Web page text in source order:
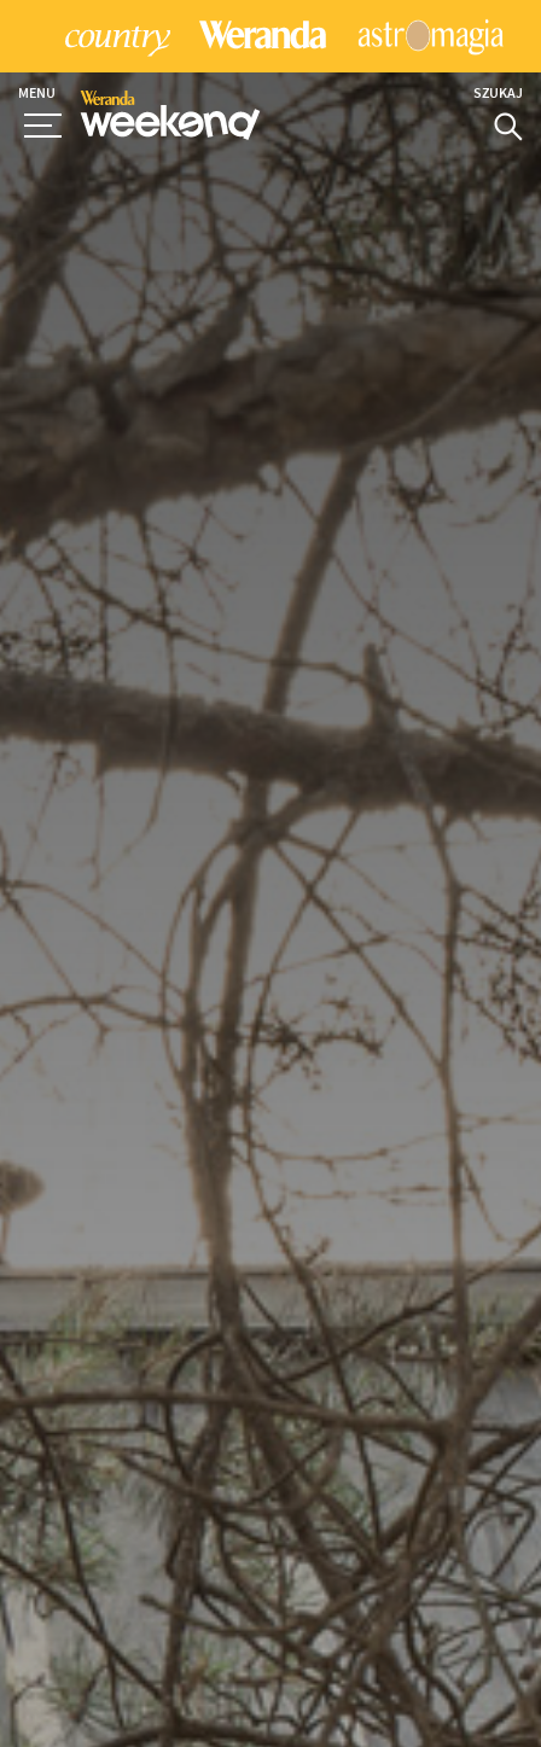
MENU SZUKAJ